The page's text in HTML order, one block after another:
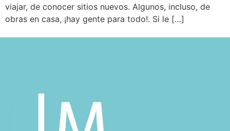
viajar, de conocer sitios nuevos. Algunos, incluso, de
obras en casa, ¡hay gente para todo!. Si le […]